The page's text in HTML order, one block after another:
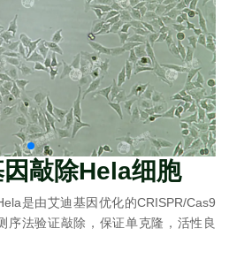
敲除Hela细胞
是由艾迪基因优化的CRISPR/Cas9
序法验证敲除，保证单克隆，活性良